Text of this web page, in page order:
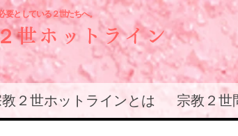
世ホットライン
要としている２世たちへ。
２世ホットラインとは 宗教２世